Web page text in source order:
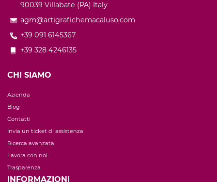
90039 Villabate (PA) Italy
agm@artigrafichemacaluso.com
+39 091 6145367
+39 328 4246135
CHI SIAMO
Azienda
Blog
Contatti
Invia un ticket di assistenza
Ricerca avanzata
Lavora con noi
Trasparenza
INFORMAZIONI